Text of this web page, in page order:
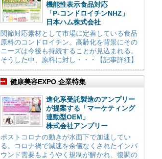
機能性表示食品対応
「P-コンドロイチンNHZ」
日本ハム株式会社
関節対応素材として市場に定着している食品
原料のコンドロイチン。高齢化を背景にその
ニーズは今後も持続することが見込まれる。
そうした中、原料に対し・・・【記事詳細】
健康美容EXPO 企業特集
進化系受託製造のアンプリー
が提案する「マーケティング
連動型OEM」
株式会社アンプリー
ポストコロナの動きが水面下で加速してい
る。コロナ禍で減速を余儀なくされたインバ
ウンド需要もようやく規制が解かれ、復調の